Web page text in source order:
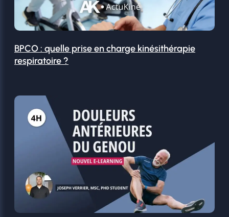
BPCO : quelle prise en charge kinésithérapie
respiratoire ?